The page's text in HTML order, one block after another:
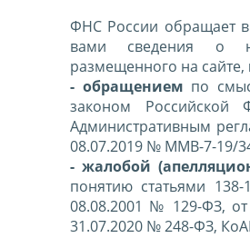
ФНС России обращает
вами сведения о
размещенного на сайте,
- обращением по
законом
Административным
08.07.2019 № ММВ-7-19/
- жалобой
понятию статьями
08.08.2001 № 129-ФЗ,
31.07.2020 № 248-ФЗ,